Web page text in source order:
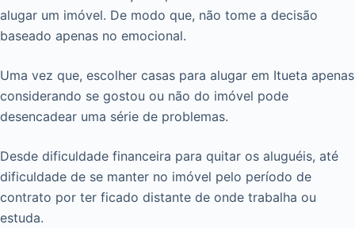
alugar um imóvel. De modo que, não tome a decisão
baseado apenas no emocional.
Uma vez que, escolher casas para alugar em Itueta apenas
considerando se gostou ou não do imóvel pode
desencadear uma série de problemas.
Desde dificuldade financeira para quitar os aluguéis, até
dificuldade de se manter no imóvel pelo período de
contrato por ter ficado distante de onde trabalha ou
estuda.